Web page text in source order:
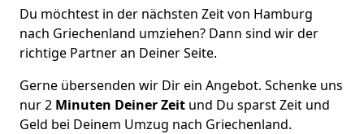
Du möchtest in der nächsten Zeit von Hamburg
nach Griechenland umziehen? Dann sind wir der
richtige Partner an Deiner Seite.
Gerne übersenden wir Dir ein Angebot. Schenke uns
nur2 Minuten Deiner Zeit und Du sparst Zeit und
Geld bei Deinem Umzug nach Griechenland.